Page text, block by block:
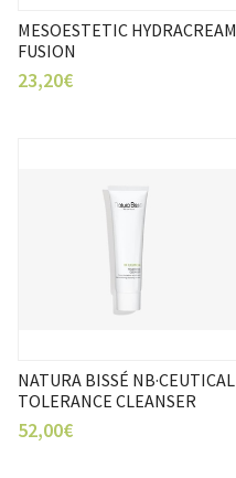
MESOESTETIC HYDRACREAM
FUSION
23,20€
NATURA BISSÉ NB·CEUTICAL
TOLERANCE CLEANSER
52,00€